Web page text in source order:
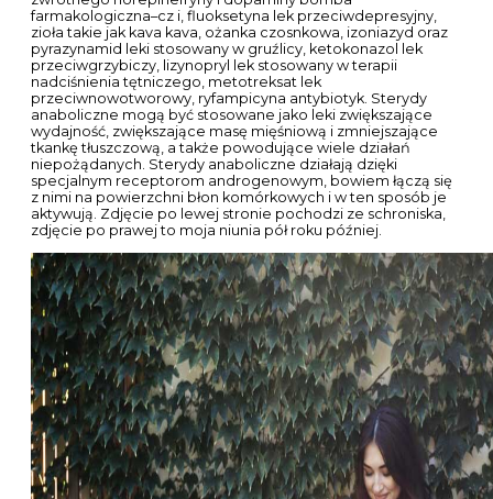
farmakologiczna–cz i, fluoksetyna lek przeciwdepresyjny,
zioła takie jak kava kava, ożanka czosnkowa, izoniazyd oraz
pyrazynamid leki stosowany w gruźlicy, ketokonazol lek
przeciwgrzybiczy, lizynopryl lek stosowany w terapii
nadciśnienia tętniczego, metotreksat lek
przeciwnowotworowy, ryfampicyna antybiotyk. Sterydy
anaboliczne mogą być stosowane jako leki zwiększające
wydajność, zwiększające masę mięśniową i zmniejszające
tkankę tłuszczową, a także powodujące wiele działań
niepożądanych. Sterydy anaboliczne działają dzięki
specjalnym receptorom androgenowym, bowiem łączą się
z nimi na powierzchni błon komórkowych i w ten sposób je
aktywują. Zdjęcie po lewej stronie pochodzi ze schroniska,
zdjęcie po prawej to moja niunia pół roku później.